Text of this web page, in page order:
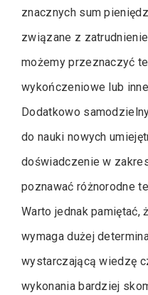
znacznych sum
związane z
możemy przeznaczyć
wykończeniowe lub
Dodatkowo
do nauki nowych
doświadczenie w
poznawać różnorodne
Warto jednak pamiętać,
wymaga dużej
wystarczającą wiedzę
wykonania bardziej